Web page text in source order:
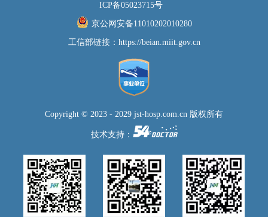
ICP备05023715号
京公网安备11010202010280
工信部链接： https://beian.miit.gov.cn
Copyright © 2023 - 2029 jst-hosp.com.cn 版权所有
技术支持：